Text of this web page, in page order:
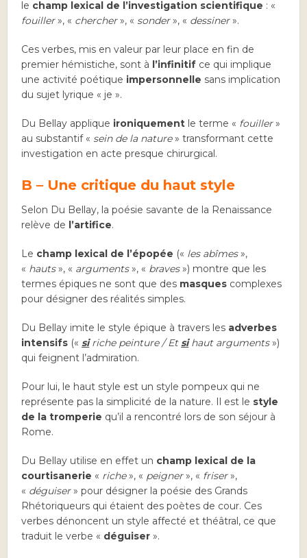
le champ lexical de l’investigation scientifique : «
fouiller», « chercher», « sonder», « dessiner».
Ces verbes, mis en valeur par leur place en fin de
premier hémistiche, sont à l’infinitif ce qui implique
une activité poétique impersonnelle sans implication
du sujet lyrique « je ».
Du Bellay applique ironiquement le terme « fouiller»
au substantif « sein de la nature» transformant cette
investigation en acte presque chirurgical.
B – Une critique du haut style
Selon Du Bellay, la poésie savante de la Renaissance
relève de l’artifice.
Le champ lexical de l’épopée (« les abîmes»,
« hauts», « arguments», « braves») montre que les
termes épiques ne sont que des masques complexes
pour désigner des réalités simples.
Du Bellay imite le style épique à travers les adverbes
intensifs (« si riche peinture / Et sihaut arguments»)
qui feignent l’admiration.
Pour lui, le haut style est un style pompeux qui ne
représente pas la simplicité de la nature. Il est le style
de la tromperie qu’il a rencontré lors de son séjour à
Rome.
Du Bellay utilise en effet un champ lexical de la
courtisanerie « riche», « peigner», « friser»,
« déguiser» pour désigner la poésie des Grands
Rhétoriqueurs qui étaient des poètes de cour. Ces
verbes dénoncent un style affecté et théâtral, ce que
traduit le verbe « déguiser ».